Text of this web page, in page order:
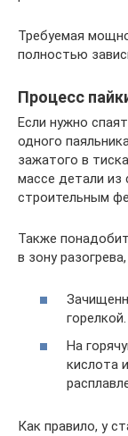
Требуемая
полностью
Процесс
Если нужно
одного
зажатого в
массе детали из
строительным
Также
в зону
горелкой.
На
кислота
Как правило, у